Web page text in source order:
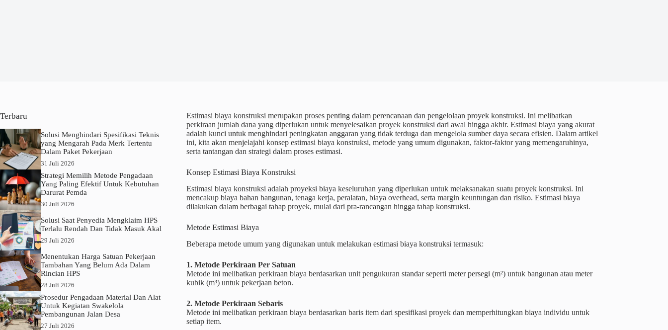
Estimasi biaya konstruksi merupakan proses penting dalam perencanaan dan pengelolaan proyek konstruksi. Ini melibatkan
perkiraan jumlah dana yang diperlukan untuk menyelesaikan proyek konstruksi dari awal hingga akhir. Estimasi biaya yang akurat
adalah kunci untuk menghindari peningkatan anggaran yang tidak terduga dan mengelola sumber daya secara efisien. Dalam artikel
ini, kita akan menjelajahi konsep estimasi biaya konstruksi, metode yang umum digunakan, faktor-faktor yang memengaruhinya,
serta tantangan dan strategi dalam proses estimasi.
Konsep Estimasi Biaya Konstruksi
Estimasi biaya konstruksi adalah proyeksi biaya keseluruhan yang diperlukan untuk melaksanakan suatu proyek konstruksi. Ini
mencakup biaya bahan bangunan, tenaga kerja, peralatan, biaya overhead, serta margin keuntungan dan risiko. Estimasi biaya
dilakukan dalam berbagai tahap proyek, mulai dari pra-rancangan hingga tahap konstruksi.
Metode Estimasi Biaya
Beberapa metode umum yang digunakan untuk melakukan estimasi biaya konstruksi termasuk:
1. Metode Perkiraan Per Satuan
Metode ini melibatkan perkiraan biaya berdasarkan unit pengukuran standar seperti meter persegi (m²) untuk bangunan atau meter
kubik (m³) untuk pekerjaan beton.
2. Metode Perkiraan Sebaris
Metode ini melibatkan perkiraan biaya berdasarkan baris item dari spesifikasi proyek dan memperhitungkan biaya individu untuk
setiap item.
Terbaru
Solusi Menghindari Spesifikasi Teknis
yang Mengarah Pada Merk Tertentu
Dalam Paket Pekerjaan
31 Juli 2026
Strategi Memilih Metode Pengadaan
Yang Paling Efektif Untuk Kebutuhan
Darurat Pemda
30 Juli 2026
Solusi Saat Penyedia Mengklaim HPS
Terlalu Rendah Dan Tidak Masuk Akal
29 Juli 2026
Menentukan Harga Satuan Pekerjaan
Tambahan Yang Belum Ada Dalam
Rincian HPS
28 Juli 2026
Prosedur Pengadaan Material Dan Alat
Untuk Kegiatan Swakelola
Pembangunan Jalan Desa
27 Juli 2026